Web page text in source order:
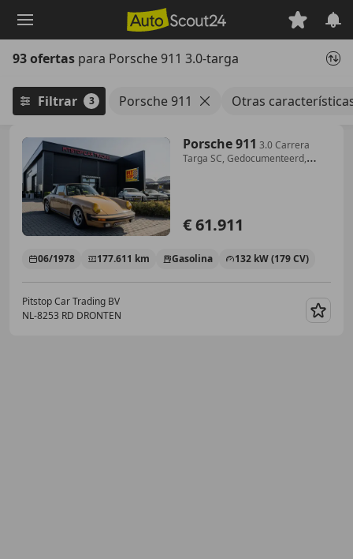
principal
93 ofertas para Porsche 911 3.0-targa
Filtrar 3 Porsche 911 Otras
Porsche 911 3.0 Carrera
Targa SC, Gedocumenteerd,
€ 61.911
06/1978 177.611 km Gasolina 132 kW (179 CV)
Pitstop Car Trading BV
NL-8253 RD DRONTEN